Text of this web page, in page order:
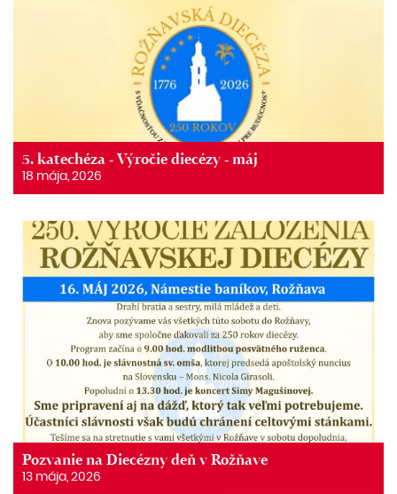
5. katechéza - Výročie diecézy - máj
18 mája, 2026
Pozvanie na Diecézny deň v Rožňave
13 mája, 2026